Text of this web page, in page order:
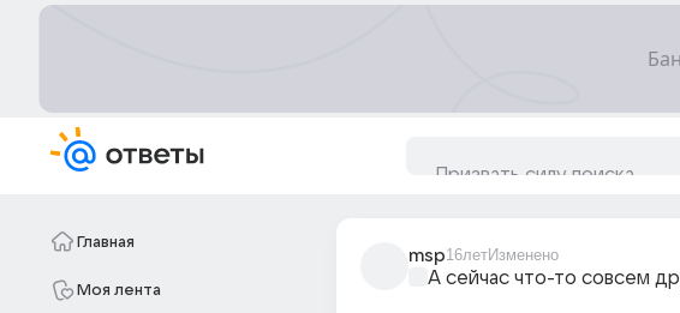
Главная
Моя лента
msp16летИзменено
А сейчас что-то совсем